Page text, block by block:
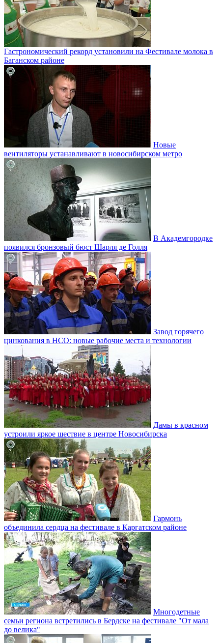
Гастрономический рекорд установили на Фестивале молока в
Баганском районе
Новые
вентиляторы устанавливают в новосибирском метро
В Академгородке
появился бронзовый бюст Шарля де Голля
Завод горячего
цинкования в НСО: новые рабочие места и технологии
Дамы в красном
устроили яркое шествие в центре Новосибирска
Гармонь
объединила сердца на фестивале в Каргатском районе
Многодетные
семьи региона встретились в Бердске на фестивале "От мала
до велика"